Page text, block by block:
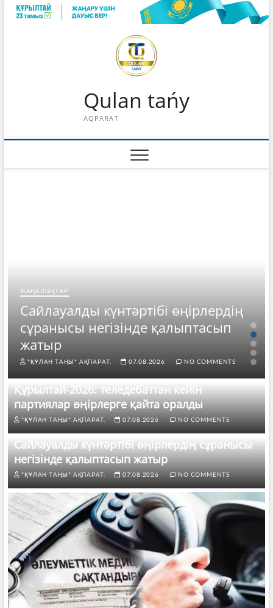
Skip
Qulan tańy
AQPARAT
ЖАҢАЛЫҚТАР
Сайлауалды күнтәртібі өңірлердің
сұранысы негізінде қалыптасып
жатыр
"ҚҰЛАН ТАҢЫ" АҚПАРАТ. 07.08.2026 NO COMMENTS
Құрылтай-2026: теледебаттан кейін
партиялар өңірлерге қайта оралды
"ҚҰЛАН ТАҢЫ" АҚПАРАТ. 07.08.2026 NO COMMENTS
Сайлауалды күнтәртібі өңірлердің сұранысы
негізінде қалыптасып жатыр
"ҚҰЛАН ТАҢЫ" АҚПАРАТ. 07.08.2026 NO COMMENTS